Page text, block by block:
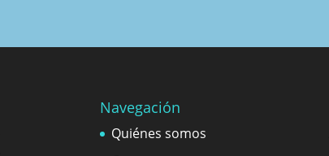
Navegación
Quiénes somos